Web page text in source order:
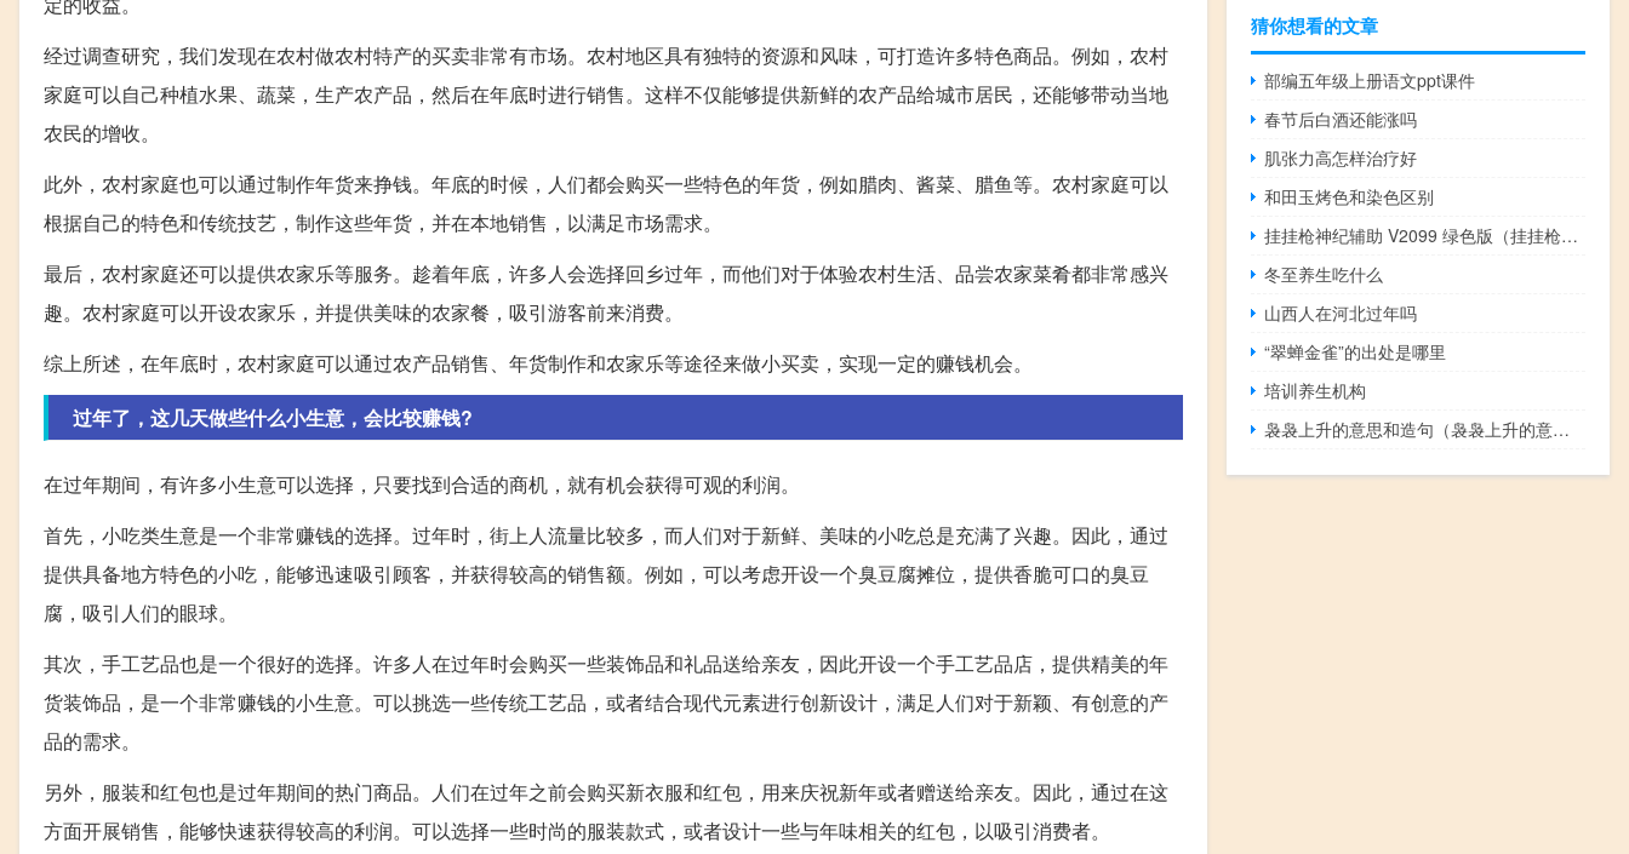
经过调查研究，我们发现在农村做农村特产的买卖非常有市场。农村地区具有独特的资源和风味，可打造许多特色商品。例如，农村
家庭可以自己种植水果、蔬菜，生产农产品，然后在年底时进行销售。这样不仅能够提供新鲜的农产品给城市居民，还能够带动当地
农民的增收。
此外，农村家庭也可以通过制作年货来挣钱。年底的时候，人们都会购买一些特色的年货，例如腊肉、酱菜、腊鱼等。农村家庭可以
根据自己的特色和传统技艺，制作这些年货，并在本地销售，以满足市场需求。
最后，农村家庭还可以提供农家乐等服务。趁着年底，许多人会选择回乡过年，而他们对于体验农村生活、品尝农家菜肴都非常感兴
趣。农村家庭可以开设农家乐，并提供美味的农家餐，吸引游客前来消费。
综上所述，在年底时，农村家庭可以通过农产品销售、年货制作和农家乐等途径来做小买卖，实现一定的赚钱机会。
过年了，这几天做些什么小生意，会比较赚钱?
在过年期间，有许多小生意可以选择，只要找到合适的商机，就有机会获得可观的利润。
首先，小吃类生意是一个非常赚钱的选择。过年时，街上人流量比较多，而人们对于新鲜、美味的小吃总是充满了兴趣。因此，通过
提供具备地方特色的小吃，能够迅速吸引顾客，并获得较高的销售额。例如，可以考虑开设一个臭豆腐摊位，提供香脆可口的臭豆
腐，吸引人们的眼球。
其次，手工艺品也是一个很好的选择。许多人在过年时会购买一些装饰品和礼品送给亲友，因此开设一个手工艺品店，提供精美的年
货装饰品，是一个非常赚钱的小生意。可以挑选一些传统工艺品，或者结合现代元素进行创新设计，满足人们对于新颖、有创意的产
品的需求。
另外，服装和红包也是过年期间的热门商品。人们在过年之前会购买新衣服和红包，用来庆祝新年或者赠送给亲友。因此，通过在这
方面开展销售，能够快速获得较高的利润。可以选择一些时尚的服装款式，或者设计一些与年味相关的红包，以吸引消费者。
猜你想看的文章
部编五年级上册语文ppt课件
春节后白酒还能涨吗
肌张力高怎样治疗好
和田玉烤色和染色区别
挂挂枪神纪辅助 V2099 绿色版（挂挂枪神纪辅助 V2099 绿色版功能简介）
冬至养生吃什么
山西人在河北过年吗
“翠蝉金雀”的出处是哪里
培训养生机构
袅袅上升的意思和造句（袅袅上升的意思）